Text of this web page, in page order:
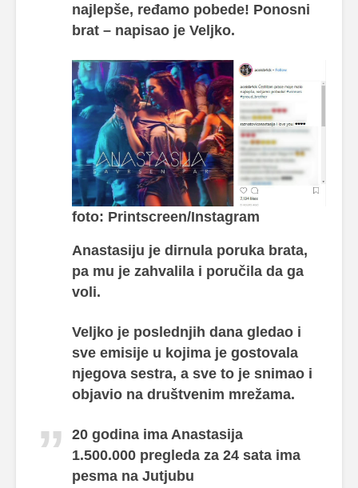
najlepše, ređamo pobede! Ponosni
brat – napisao je Veljko.
foto: Printscreen/Instagram
Anastasiju je dirnula poruka brata,
pa mu je zahvalila i poručila da ga
voli.
Veljko je poslednjih dana gledao i
sve emisije u kojima je gostovala
njegova sestra, a sve to je snimao i
objavio na društvenim mrežama.
20 godina ima Anastasija
1.500.000 pregleda za 24 sata ima
pesma na Jutjubu